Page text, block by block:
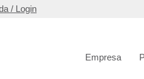
/ Login
Empresa